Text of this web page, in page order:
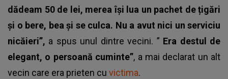
dădeam 50 de lei, merea își lua un pachet de țigări
și o bere, bea și se culca. Nu a avut nici un serviciu
nicăieri”, a spus unul dintre vecini. ” Era destul de
elegant, o persoană cuminte”, a mai declarat un alt
vecin care era prieten cu victima.